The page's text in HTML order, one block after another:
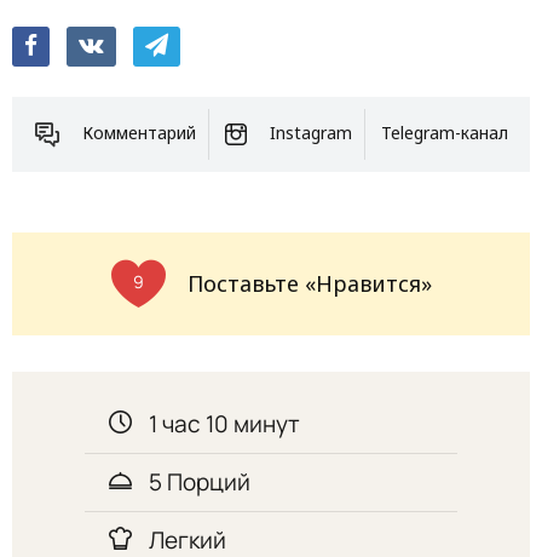
Комментарий Instagram Telegram-канал
9 Поставьте «Нравится»
1 час 10 минут
5 Порций
Легкий